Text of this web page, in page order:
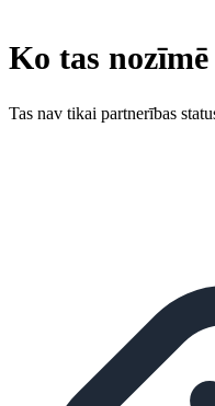
Ko tas
Tas nav tikai partnerības